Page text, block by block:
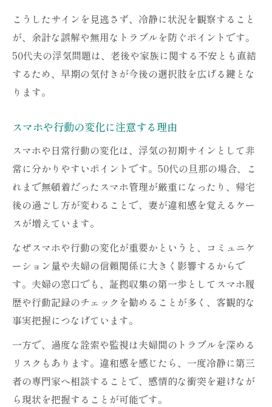
こうしたサインを見逃さず、冷静に状況を観察すること
が、余計な誤解や無用なトラブルを防ぐポイントです。
50代夫の浮気問題は、老後や家族に関する不安とも直結
するため、早期の気付きが今後の選択肢を広げる鍵とな
ります。
スマホや行動の変化に注意する理由
スマホや日常行動の変化は、浮気の初期サインとして非
常に分かりやすいポイントです。50代の旦那の場合、こ
れまで無頓着だったスマホ管理が厳重になったり、帰宅
後の過ごし方が変わることで、妻が違和感を覚えるケー
スが増えています。
なぜスマホや行動の変化が重要かというと、コミュニケ
ーション量や夫婦の信頼関係に大きく影響するからで
す。夫婦の窓口でも、証拠収集の第一歩としてスマホ履
歴や行動記録のチェックを勧めることが多く、客観的な
事実把握につなげています。
一方で、過度な詮索や監視は夫婦間のトラブルを深める
リスクもあります。違和感を感じたら、一度冷静に第三
者の専門家へ相談することで、感情的な衝突を避けなが
ら現状を把握することが可能です。